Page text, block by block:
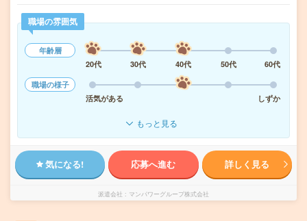
職場の雰囲気
年齢層
20代
30代 40代 50代
60代
職場の様子
活気がある
しずか
もっと見る
気になる! 応募へ進む 詳しく見る
派遣会社 マンパワーグループ株式会社